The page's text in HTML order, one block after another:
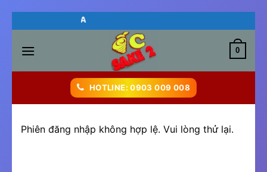
to
content
ĂN NGON BIÊN HÒA
0
HOTLINE: 0903 009 008
Phiên đăng nhập không hợp lệ. Vui lòng thử lại.